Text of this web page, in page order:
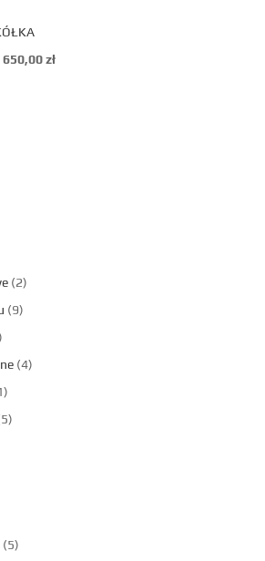
650,00zł
2
9
4
5
5